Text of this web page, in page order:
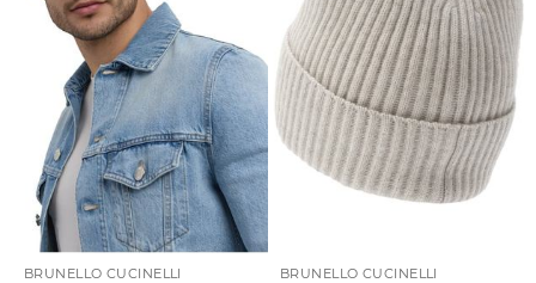
BRUNELLO CUCINELLI BRUNELLO CUCINELLI